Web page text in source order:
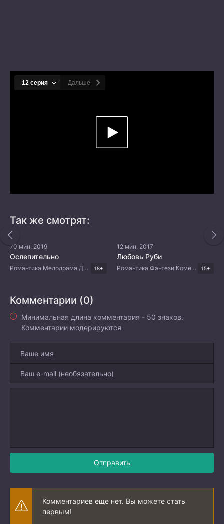
Так же смотрят:
70 мин, 2019
Ослепительно
Романтика Мелодрама Драма Корейские дорамы 18+
12 мин, 2017
Любовь Руби
Романтика Фэнтези Комедия Корейские дорамы 15+
Комментарии (0)
Минимальная длина комментария - 50 знаков.
Комментарии модерируются
Отправить
Комментариев еще нет. Вы можете стать
первым!